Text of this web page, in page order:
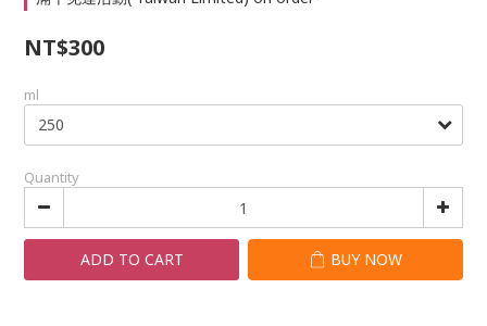
NT$300
ml
Quantity
ADD TO CART BUY NOW